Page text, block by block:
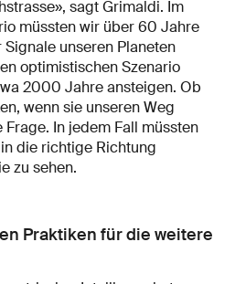
sagt Grimaldi. Im
müssten wir über 60 Jahre
unseren Planeten
optimistischen Szenario
2000 Jahre ansteigen. Ob
wenn sie unseren Weg
In jedem Fall müssten
die richtige Richtung
zu sehen.
Praktiken für die weitere